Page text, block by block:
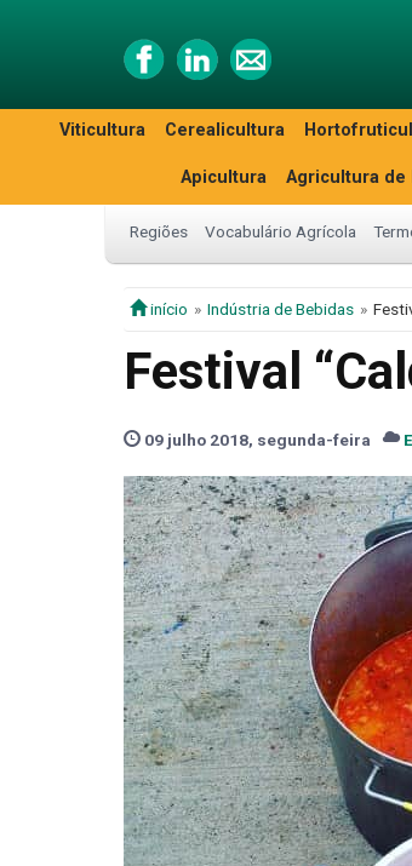
Viticultura Cerealicultura
Apicultura Agricultura de
Regiões Vocabulário Agrícola
início Indústria de Bebidas
Festival
09 julho 2018, segunda-feira